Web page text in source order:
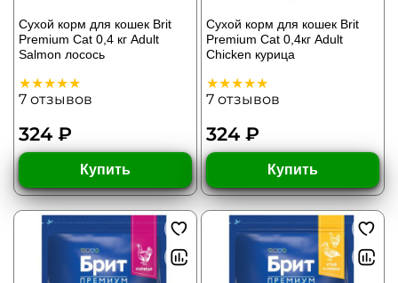
Сухой корм для кошек Brit
Premium Cat 0,4 кг Adult
Salmon лосось
7 отзывов
324 ₽
Купить
Сухой корм для кошек Brit
Premium Cat 0,4кг Adult
Chicken курица
7 отзывов
324 ₽
Купить